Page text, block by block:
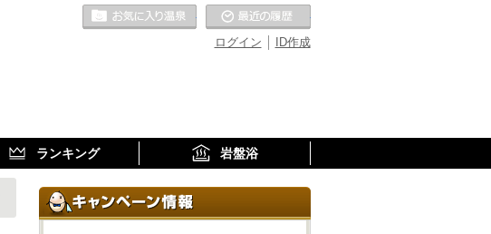
ID作成
ログイン
お気に入りの温泉
ランキング 岩盤浴